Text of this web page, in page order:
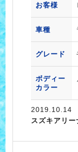
お客様
車種
グレード
ボディー
カラー
2019.10.14
スズキアリ